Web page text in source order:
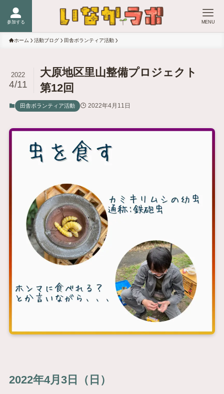
参加する MENU
ホーム 活動ブログ 田舎ボランティア活動
大原地区里山整備プロジェクト
第12回
2022
4/11
田舎ボランティア活動 2022年4月11日
2022年4月3日（日）